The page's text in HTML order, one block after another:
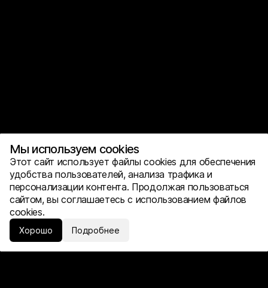
Наверх
Обсудить проект
Мы используем cookies
Этот сайт использует файлы cookies для обеспечения
удобства пользователей, анализа трафика и
персонализации контента. Продолжая пользоваться
сайтом, вы соглашаетесь с использованием файлов
cookies.
Хорошо Подробнее